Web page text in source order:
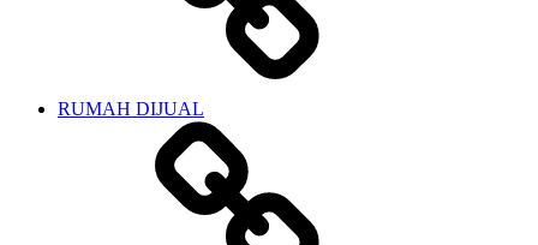
RUMAH DIJUAL